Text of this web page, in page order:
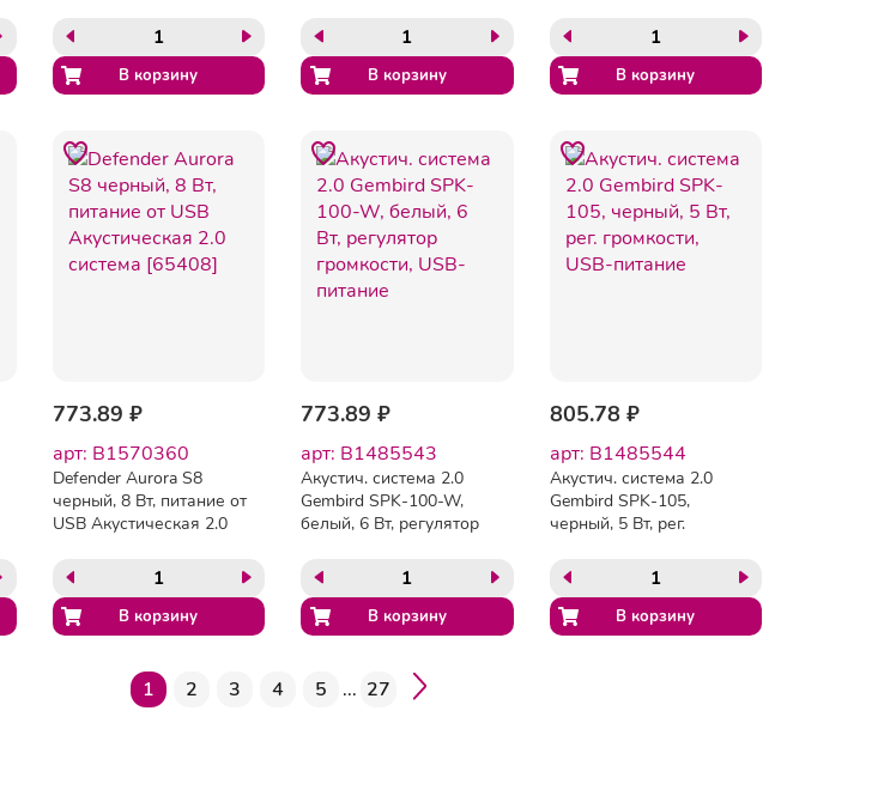
наушников, 65165
773.89 ₽
арт: B1570360
Defender Aurora S8
черный, 8 Вт, питание от
USB Акустическая 2.0
773.89 ₽
арт: B1485543
Акустич. система 2.0
Gembird SPK-100-W,
белый, 6 Вт, регулятор
805.78 ₽
арт: B1485544
Акустич. система 2.0
Gembird SPK-105,
черный, 5 Вт, рег.
1 2 3 4 5 ... 27